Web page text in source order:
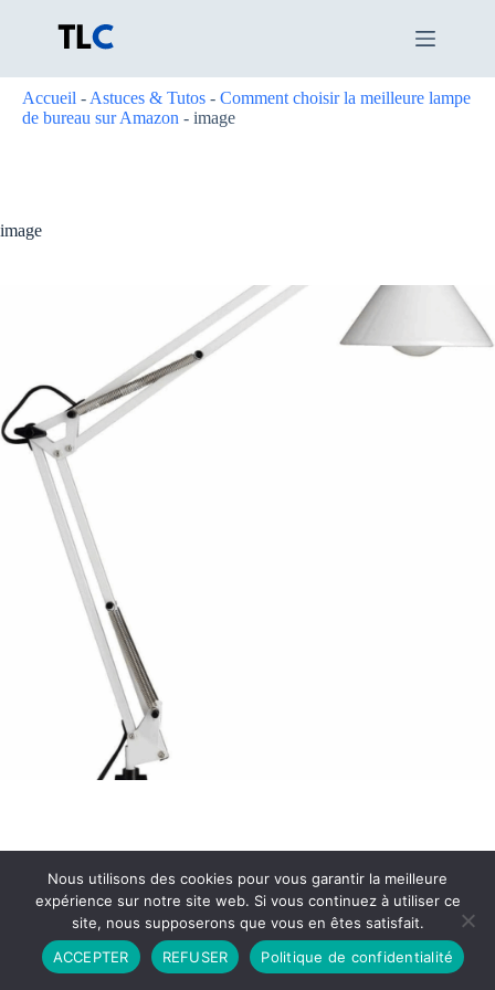
Accueil - Astuces & Tutos - Comment choisir la meilleure lampe
de bureau sur Amazon - image
image
Partenariat Contact
Politique de Confidentialité
CGU
Copyright © 2026 - Propulsé par DIEUDUDIABLE
Nous utilisons des cookies pour vous garantir la meilleure
expérience sur notre site web. Si vous continuez à utiliser ce
site, nous supposerons que vous en êtes satisfait.
ACCEPTER
REFUSER Politique de confidentialité